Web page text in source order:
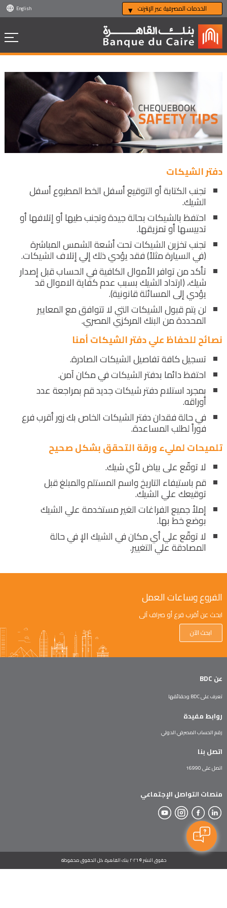
English الخدمات المصرفية عبر الإنترنت
دفتر الشيكات
تجنب الكتابة أو التوقيع أسفل الخط المطبوع أسفل
الشيك.
احتفظ بالشيكات بحالة جيدة وتجنب طيها أو إتلافها أو
تدبيسها أو تمزيقها.
تجنب تخزين الشيكات تحت أشعة الشمس المباشرة
(في السيارة مثلاً) فقد يؤدي ذلك إلي إتلاف الشيكات.
تأكد من توافر الأموال الكافية في الحساب قبل إصدار
شيك، (ارتداد الشيك بسبب عدم كفاية الاموال قد
يؤدي إلى المسائلة قانونية).
لن يتم قبول الشيكات التي لا تتوافق مع المعايير
المحددة من البنك المركزي المصري.
نصائح للحفاظ علي دفتر الشيكات أمنا
تسجيل كافة تفاصيل الشيكات الصادرة.
احتفظ دائما بدفتر الشيكات في مكان آمن.
بمجرد استلام دفتر شيكات جديد قم بمراجعة عدد
أوراقه.
في حالة فقدان دفتر الشيكات الخاص بك زور أقرب فرع
فوراً لطلب المساعدة.
تلميحات لمليء ورقة التحقق بشكل صحيح
لا توقّع على بياض لأي شيك.
قم باستيفاء التاريخ واسم المستلم والمبلغ قبل
توقيعك علي الشيك.
إملأ جميع الفراغات الغير مستخدمة علي الشيك
بوضع خط بها.
لا توقّع علي أي مكان في الشيك الإ في حالة
المصادقة علي التغيير.
الفروع وساعات العمل
ابحث عن أقرب فرع أو صراف آلي
ابحث الآن
عن BDC
تعرف على BDC وحقائقها
روابط مفيدة
رقم الحساب المصرفي الدولي
اتصل بنا
اتصل على 16990
منصات التواصل الإجتماعي
حقوق النشر © ٢٠٢٦ بنك القاهرة. كل الحقوق محفوظة